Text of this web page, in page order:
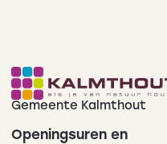
Gemeente Kalmthout
Openingsuren en